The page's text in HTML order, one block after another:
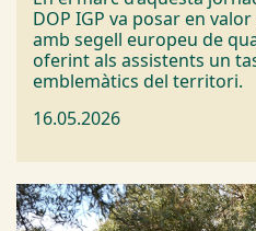
DOP IGP va posar en
amb segell europeu de
oferint als assistents un
emblemàtics del territori.
16.05.2026